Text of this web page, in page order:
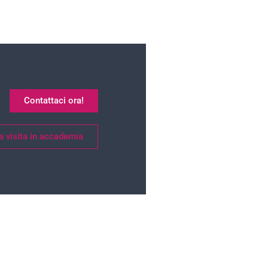
Contattaci ora!
visita in accademia